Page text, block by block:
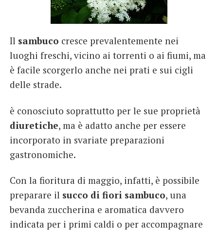
Il sambuco cresce prevalentemente nei
luoghi freschi, vicino ai torrenti o ai fiumi, ma
è facile scorgerlo anche nei prati e sui cigli
delle strade.
è conosciuto soprattutto per le sue proprietà
diuretiche, ma è adatto anche per essere
incorporato in svariate preparazioni
gastronomiche.
Con la fioritura di maggio, infatti, è possibile
preparare il succo di fiori sambuco, una
bevanda zuccherina e aromatica davvero
indicata per i primi caldi o per accompagnare